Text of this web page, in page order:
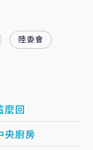
陸委會
麼回
央廚房